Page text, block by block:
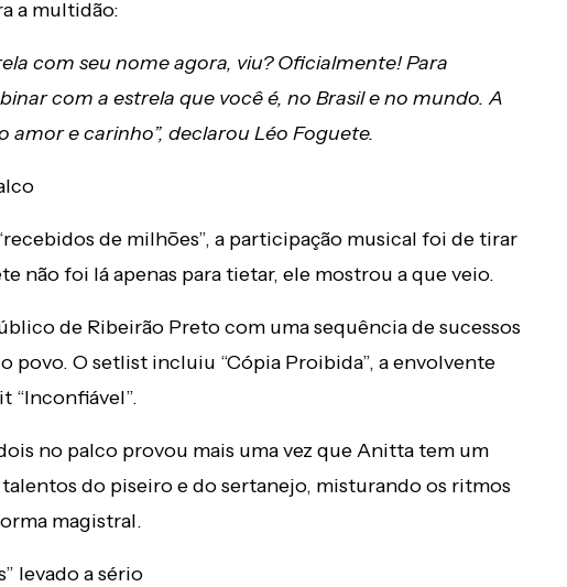
a multidão:
com seu nome agora, viu? Oficialmente! Para
com a estrela que você é, no Brasil e no mundo. A
amor e carinho”, declarou Léo Foguete.
de milhões”, a participação musical foi de tirar
não foi lá apenas para tietar, ele mostrou a que veio.
de Ribeirão Preto com uma sequência de sucessos
povo. O setlist incluiu “Cópia Proibida”, a envolvente
“Inconfiável”.
no palco provou mais uma vez que Anitta tem um
do piseiro e do sertanejo, misturando os ritmos
magistral.
levado a sério